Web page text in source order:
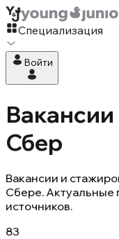
Специализация
Войти
Сбер
Вакансии и
Сбере. Актуальные
источников.
83